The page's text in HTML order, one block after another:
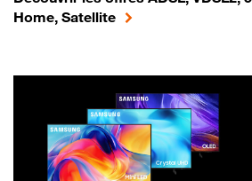
Home, Satellite